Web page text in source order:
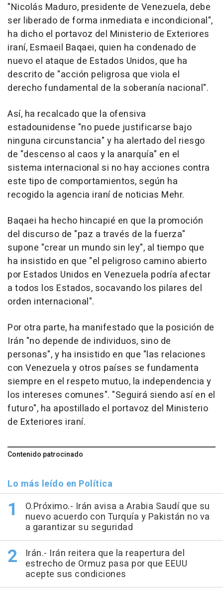
"Nicolás Maduro, presidente de Venezuela, debe
ser liberado de forma inmediata e incondicional",
ha dicho el portavoz del Ministerio de Exteriores
iraní, Esmaeil Baqaei, quien ha condenado de
nuevo el ataque de Estados Unidos, que ha
descrito de "acción peligrosa que viola el
derecho fundamental de la soberanía nacional".
Así, ha recalcado que la ofensiva
estadounidense "no puede justificarse bajo
ninguna circunstancia" y ha alertado del riesgo
de "descenso al caos y la anarquía" en el
sistema internacional si no hay acciones contra
este tipo de comportamientos, según ha
recogido la agencia iraní de noticias Mehr.
Baqaei ha hecho hincapié en que la promoción
del discurso de "paz a través de la fuerza"
supone "crear un mundo sin ley", al tiempo que
ha insistido en que "el peligroso camino abierto
por Estados Unidos en Venezuela podría afectar
a todos los Estados, socavando los pilares del
orden internacional".
Por otra parte, ha manifestado que la posición de
Irán "no depende de individuos, sino de
personas", y ha insistido en que "las relaciones
con Venezuela y otros países se fundamenta
siempre en el respeto mutuo, la independencia y
los intereses comunes". "Seguirá siendo así en el
futuro", ha apostillado el portavoz del Ministerio
de Exteriores iraní.
Contenido patrocinado
Lo más leído en Política
O.Próximo.- Irán avisa a Arabia Saudí que su
nuevo acuerdo con Turquía y Pakistán no va
a garantizar su seguridad
Irán.- Irán reitera que la reapertura del
estrecho de Ormuz pasa por que EEUU
acepte sus condiciones